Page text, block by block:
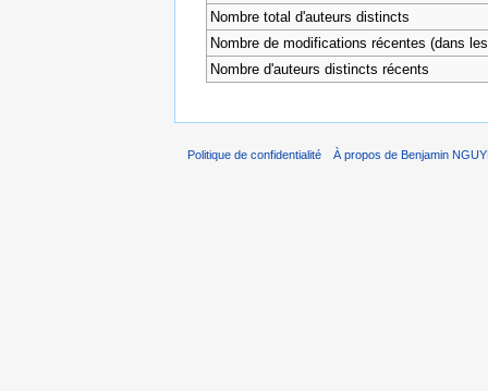
Nombre total d'auteurs distincts
Nombre de modifications récentes (dans
Nombre d'auteurs distincts récents
Politique de confidentialité À propos de Benjamin